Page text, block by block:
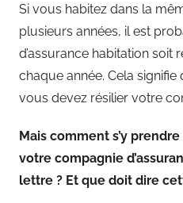
Si vous habitez dans la
plusieurs années, il est
d’assurance habitation soit
chaque année. Cela
vous devez résilier votre
Mais comment s’y
votre compagnie
lettre ? Et que doit dire